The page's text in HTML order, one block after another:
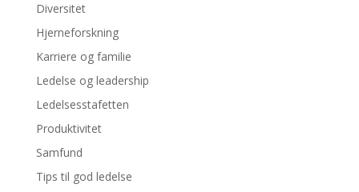
Diversitet
Hjerneforskning
Karriere og familie
Ledelse og leadership
Ledelsesstafetten
Produktivitet
Samfund
Tips til god ledelse